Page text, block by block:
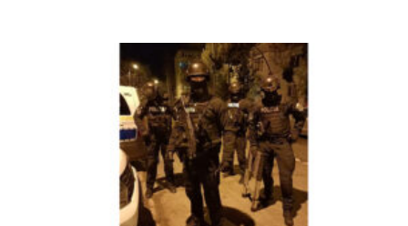
jumătate
amânări,